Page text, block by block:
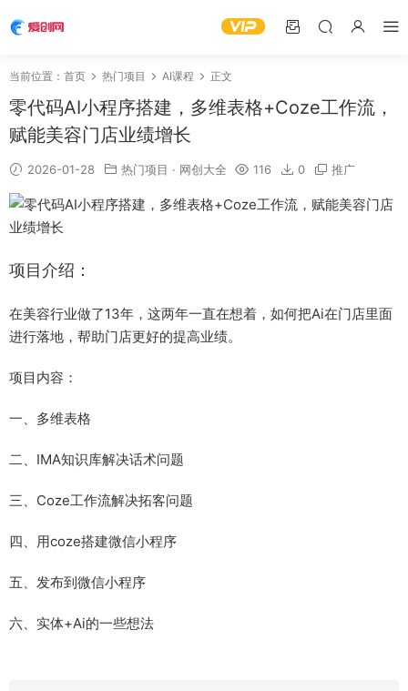
当前位置： 首页 热门项目 AI课程 正文
零代码AI小程序搭建，多维表格+Coze工作流，
赋能美容门店业绩增长
2026-01-28 热门项目 · 网创大全 116 0 推广
项目介绍：
在美容行业做了13年，这两年一直在想着，如何把Ai在门店里面
进行落地，帮助门店更好的提高业绩。
项目内容：
一、多维表格
二、IMA知识库解决话术问题
三、Coze工作流解决拓客问题
四、用coze搭建微信小程序
五、发布到微信小程序
六、实体+Ai的一些想法